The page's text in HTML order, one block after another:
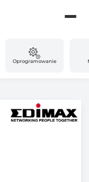
Oprogramowanie